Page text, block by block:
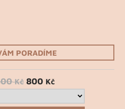
PORADÍME
Kč 800 Kč